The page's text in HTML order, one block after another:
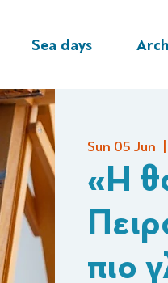
Sea days
Sun 05 Jun
«Η
πιο